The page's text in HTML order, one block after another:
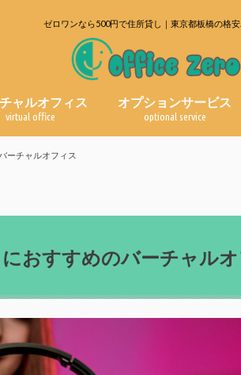
ゼロワンなら500円で住所貸し｜東京都板橋の格
ャルオフィス
virtual office
オプションサービス
optional service
ーチャルオフィス
おすすめのバーチャル